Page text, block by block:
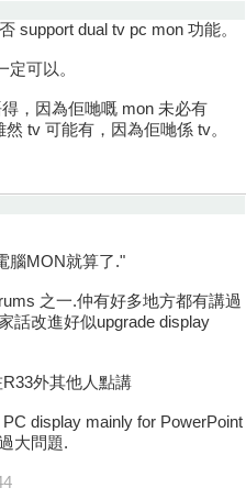
support dual tv pc mon 功能。
可以。
，因為佢哋嘅 mon 未必有
tv 可能有，因為佢哋係 tv。
腦MON就算了."
之一.仲有好多地方都有講過
話改進好似upgrade display
外其他人點講
display mainly for PowerPoint
大問題.